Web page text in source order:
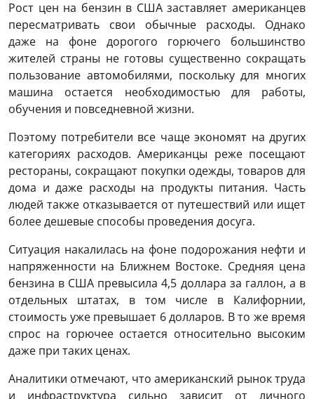
Рост цен на бензин в США заставляет американцев
пересматривать свои обычные расходы. Однако
даже на фоне дорогого горючего большинство
жителей страны не готовы существенно сокращать
пользование автомобилями, поскольку для многих
машина остается необходимостью для работы,
обучения и повседневной жизни.
Поэтому потребители все чаще экономят на других
категориях расходов. Американцы реже посещают
рестораны, сокращают покупки одежды, товаров для
дома и даже расходы на продукты питания. Часть
людей также отказывается от путешествий или ищет
более дешевые способы проведения досуга.
Ситуация накалилась на фоне подорожания нефти и
напряженности на Ближнем Востоке. Средняя цена
бензина в США превысила 4,5 доллара за галлон, а в
отдельных штатах, в том числе в Калифорнии,
стоимость уже превышает 6 долларов. В то же время
спрос на горючее остается относительно высоким
даже при таких ценах.
Аналитики отмечают, что американский рынок труда
и инфраструктура сильно зависит от личного